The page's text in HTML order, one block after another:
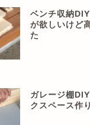
ベンチ収納
が欲しいけど
た
ガレージ棚
クスペース作